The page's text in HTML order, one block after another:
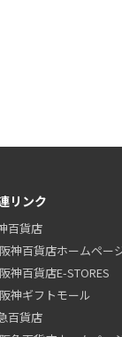
リンク
百貨店
阪神百貨店ホームペー
阪神百貨店E-STORES
阪神ギフトモール
百貨店